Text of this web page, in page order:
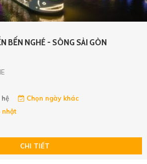
BẾN NGHÉ - SÔNG SÀI GÒN
hệ
Chọn ngày khác
nhật
CHI TIẾT